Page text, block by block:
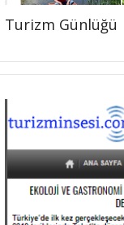
Turizm Günlüğü